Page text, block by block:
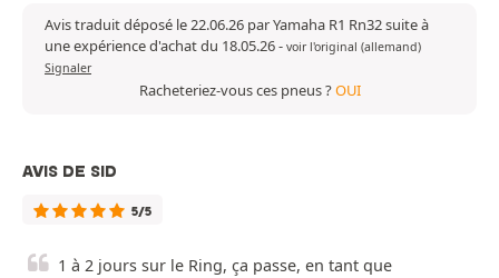
Avis traduit déposé le 22.06.26 par Yamaha R1 Rn32 suite à
une expérience d'achat du 18.05.26- voir l'original (allemand)
Signaler
Racheteriez-vous ces pneus ?OUI
AVIS DE SID
5/5
1 à 2 jours sur le Ring, ça passe, en tant que